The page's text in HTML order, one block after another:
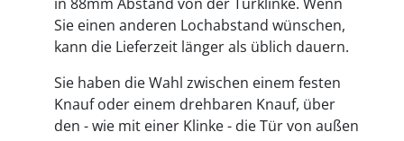
in 88mm Abstand von der Türklinke. Wenn
Sie einen anderen Lochabstand wünschen,
kann die Lieferzeit länger als üblich dauern.
Sie haben die Wahl zwischen einem festen
Knauf oder einem drehbaren Knauf, über
den - wie mit einer Klinke - die Tür von außen